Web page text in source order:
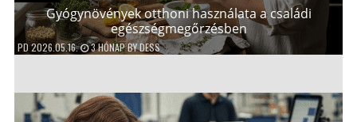
Gyógynövények otthoni használata a családi
egészségmegőrzésben
PD2026.05.16. 3 HÓNAPBYDESS